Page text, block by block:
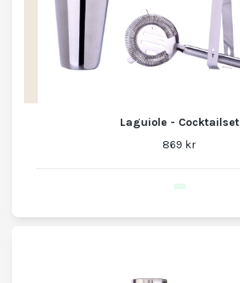
Laguiole - Cocktailset
869 kr